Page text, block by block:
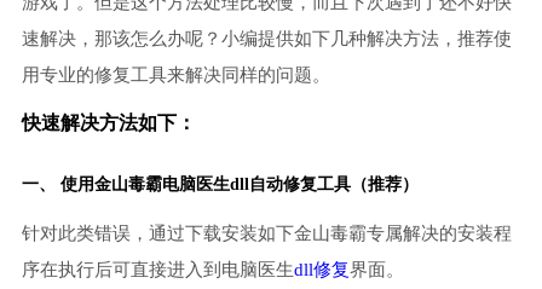
速解决，那该怎么办呢？小编提供如下几种解决方法，推荐使
用专业的修复工具来解决同样的问题。
快速解决方法如下：
一、 使用金山毒霸电脑医生dll自动修复工具（推荐）
针对此类错误，通过下载安装如下金山毒霸专属解决的安装程
序在执行后可直接进入到电脑医生dll修复界面。